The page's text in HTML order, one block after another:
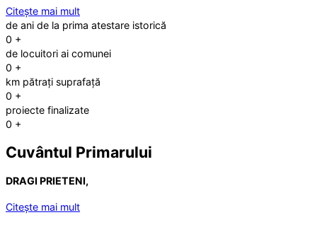
Citește mai mult
de ani de la prima atestare istorică
0 +
de locuitori ai comunei
0 +
km pătrați suprafață
0 +
proiecte finalizate
0 +
Cuvântul Primarului
DRAGI PRIETENI,
Citește mai mult